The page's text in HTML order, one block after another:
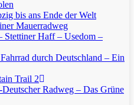
bis ans Ende der Welt
Mauerradweg
Stettiner Haff – Usedom –
durch Deutschland – Ein
Trail 2
Deutscher Radweg – Das Grüne